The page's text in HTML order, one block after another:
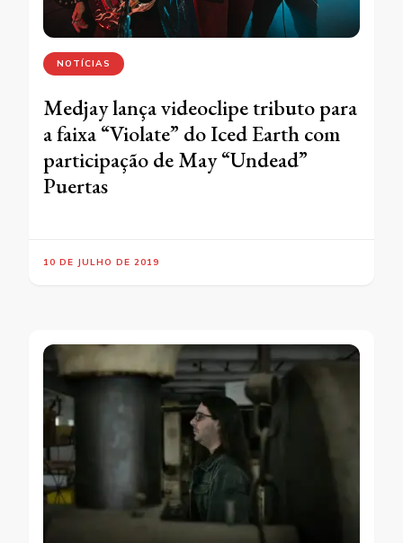
NOTÍCIAS
Medjay lança videoclipe tributo para
a faixa “Violate” do Iced Earth com
participação de May “Undead”
Puertas
10 DE JULHO DE 2019